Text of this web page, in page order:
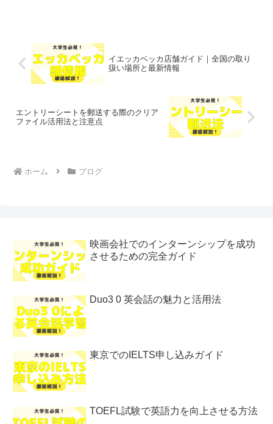
イエッカベッカ店舗ガイド｜全国の取り
扱い場所と最新情報
エントリーシートを郵送する際のクリア
ファイル活用法と注意点
ホーム ブログ
映画会社でのインターンシップを成功
させるための完全ガイド
Duo3 0 英会話の魅力と活用法
東京でのIELTS申し込みガイド
TOEFL試験で英語力を向上させる方法